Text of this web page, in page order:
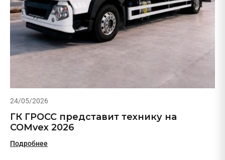
24/05/2026
ГК ГРОСС представит технику на
COMvex 2026
Подробнее